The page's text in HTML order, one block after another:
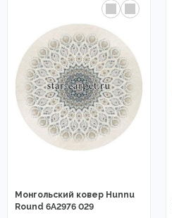
Монгольский ковер Hunnu
Round 6A2976 029